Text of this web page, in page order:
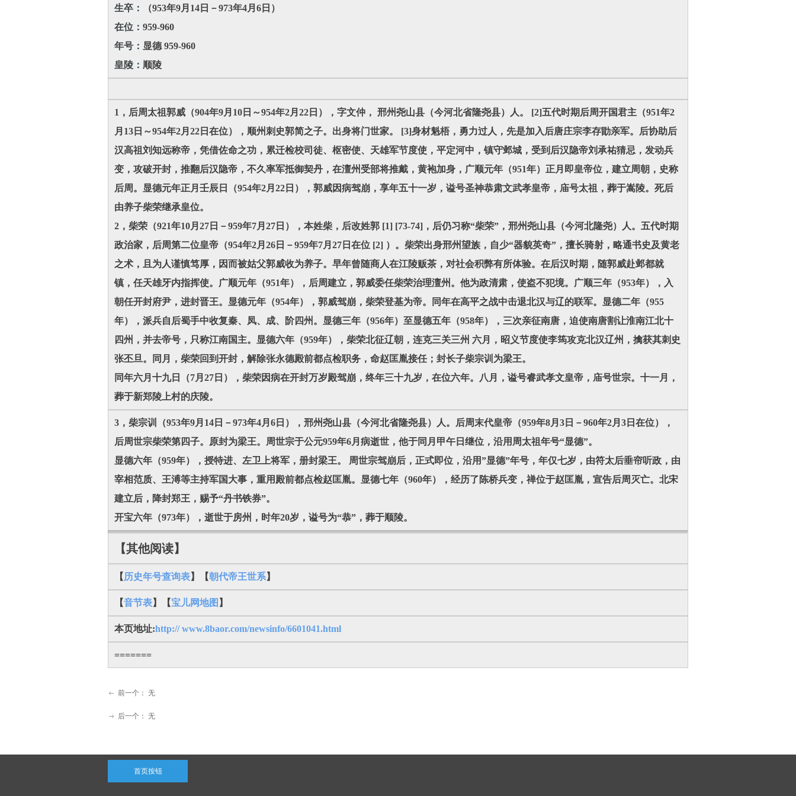
ꂃ 前一个： 无
ꁹ 后一个： 无
生卒：
（953年9月14日－973年4月6日）
在位： 959-960
年号： 显德 959-960
皇陵： 顺陵
1，后周太祖郭威（904年9月10日～954年2月22日），字文仲， 邢州尧山县（今河北省隆尧县）人。 [2]五代时期后周开国君主（951年2
月13日～954年2月22日在位），顺州刺史郭简之子。出身将门世家。 [3]身材魁梧，勇力过人，先是加入后唐庄宗李存勖亲军。后协助后
汉高祖刘知远称帝，凭借佐命之功，累迁检校司徒、枢密使、天雄军节度使，平定河中，镇守邺城，受到后汉隐帝刘承祐猜忌，发动兵
变，攻破开封，推翻后汉隐帝，不久率军抵御契丹，在澶州受部将推戴，黄袍加身，广顺元年（951年）正月即皇帝位，建立周朝，史称
后周。显德元年正月壬辰日（954年2月22日），郭威因病驾崩，享年五十一岁，谥号圣神恭肃文武孝皇帝，庙号太祖，葬于嵩陵。死后
由养子柴荣继承皇位。
2，柴荣（921年10月27日－959年7月27日），本姓柴，后改姓郭 [1] [73-74]，后仍习称“柴荣”，邢州尧山县（今河北隆尧）人。五代时期
政治家，后周第二位皇帝（954年2月26日－959年7月27日在位 [2] ）。柴荣出身邢州望族，自少“器貌英奇”，擅长骑射，略通书史及黄老
之术，且为人谨慎笃厚，因而被姑父郭威收为养子。早年曾随商人在江陵贩茶，对社会积弊有所体验。在后汉时期，随郭威赴邺都就
镇，任天雄牙内指挥使。广顺元年（951年），后周建立，郭威委任柴荣治理澶州。他为政清肃，使盗不犯境。广顺三年（953年），入
朝任开封府尹，进封晋王。显德元年（954年），郭威驾崩，柴荣登基为帝。同年在高平之战中击退北汉与辽的联军。显德二年（955
年），派兵自后蜀手中收复秦、凤、成、阶四州。显德三年（956年）至显德五年（958年），三次亲征南唐，迫使南唐割让淮南江北十
四州，并去帝号，只称江南国主。显德六年（959年），柴荣北征辽朝，连克三关三州 六月，昭义节度使李筠攻克北汉辽州，擒获其刺史
张丕旦。同月，柴荣回到开封，解除张永德殿前都点检职务，命赵匡胤接任；封长子柴宗训为梁王。
同年六月十九日（7月27日），柴荣因病在开封万岁殿驾崩，终年三十九岁，在位六年。八月，谥号睿武孝文皇帝，庙号世宗。十一月，
葬于新郑陵上村的庆陵。
3，柴宗训（953年9月14日－973年4月6日），邢州尧山县（今河北省隆尧县）人。后周末代皇帝（959年8月3日－960年2月3日在位），
后周世宗柴荣第四子。原封为梁王。周世宗于公元959年6月病逝世，他于同月甲午日继位，沿用周太祖年号“显德”。
显德六年（959年），授特进、左卫上将军，册封梁王。 周世宗驾崩后，正式即位，沿用”显德”年号，年仅七岁，由符太后垂帘听政，由
宰相范质、王溥等主持军国大事，重用殿前都点检赵匡胤。显德七年（960年），经历了陈桥兵变，禅位于赵匡胤，宣告后周灭亡。北宋
建立后，降封郑王，赐予“丹书铁券”。
开宝六年（973年），逝世于房州，时年20岁，谥号为“恭”，葬于顺陵。
【其他阅读】
【 历史年号查询表】【朝代帝王世系】
【音节表】【宝儿网地图 】
本页地址:http:// www.8baor.com/newsinfo/6601041.html
=======
首页按钮